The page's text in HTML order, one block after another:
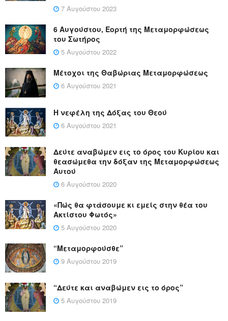
7 Αυγούστου 2023
6 Αυγούστου, Εορτή της Μεταμορφώσεως
του Σωτήρος
5 Αυγούστου 2022
Μέτοχοι της Θαβώριας Μεταμορφώσεως
6 Αυγούστου 2021
Η νεφέλη της Δόξας του Θεού
6 Αυγούστου 2021
Δεύτε αναβώμεν εις το όρος του Κυρίου και
θεασώμεθα την δόξαν της Μεταμορφώσεως
Αυτού
6 Αυγούστου 2020
«Πώς θα φτάσουμε κι εμείς στην θέα του
Ακτίστου Φωτός»
5 Αυγούστου 2020
“Μεταμορφούσθε”
9 Αυγούστου 2019
“Δεύτε και αναβώμεν εις το όρος”
5 Αυγούστου 2019